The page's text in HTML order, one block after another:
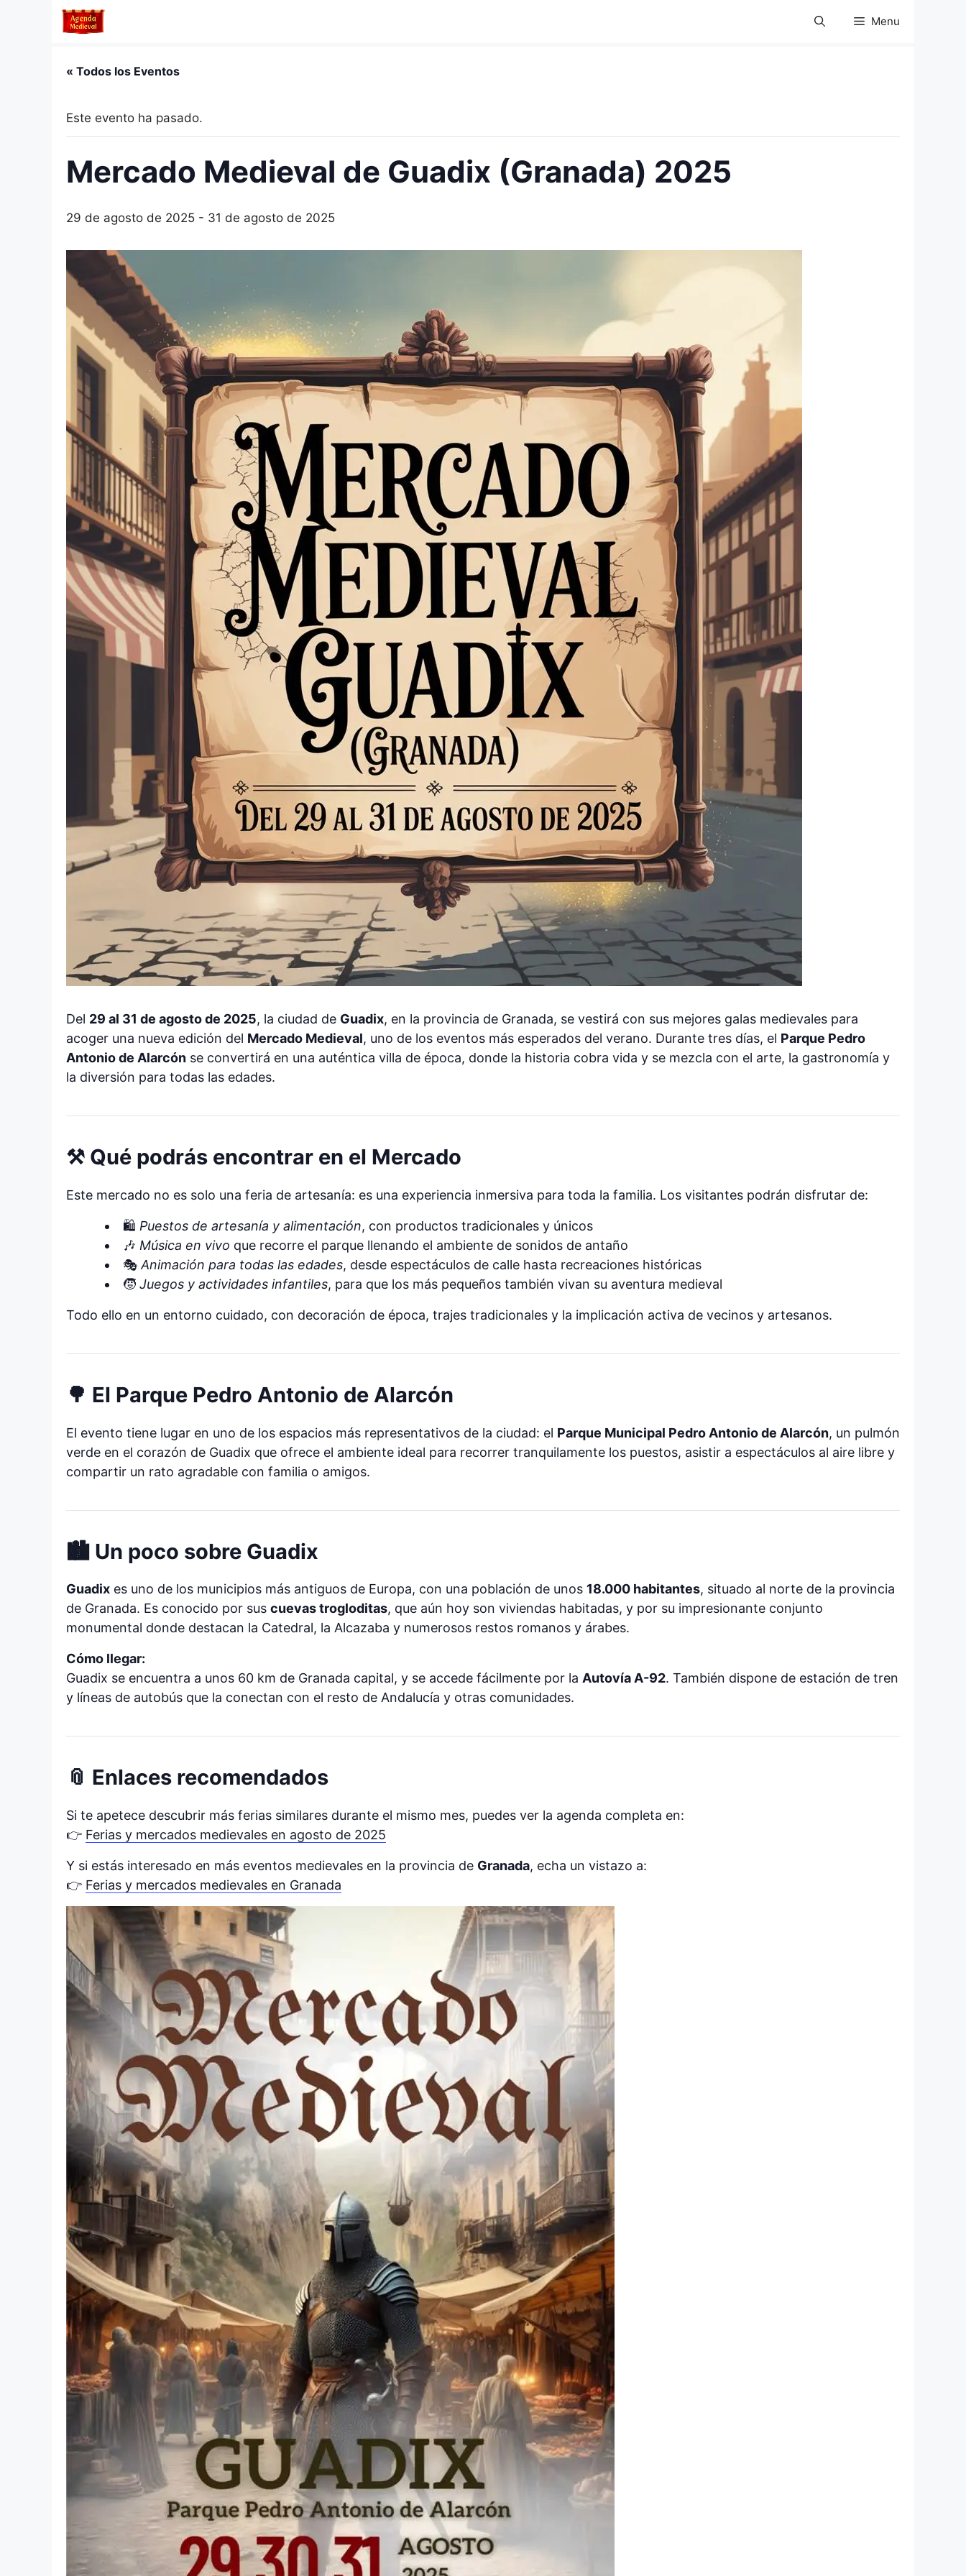
Menu
« Todos los Eventos
Este evento ha pasado.
Mercado Medieval de Guadix (Granada) 2025
29 de agosto de 2025 - 31 de agosto de 2025
Del 29 al 31 de agosto de 2025, la ciudad de Guadix, en la provincia de Granada, se vestirá con sus mejores galas medievales para
acoger una nueva edición del Mercado Medieval, uno de los eventos más esperados del verano. Durante tres días, el Parque Pedro
Antonio de Alarcón se convertirá en una auténtica villa de época, donde la historia cobra vida y se mezcla con el arte, la gastronomía y
la diversión para todas las edades.
⚒ Qué podrás encontrar en el Mercado
Este mercado no es solo una feria de artesanía: es una experiencia inmersiva para toda la familia. Los visitantes podrán disfrutar de:
🛍 Puestos de artesanía y alimentación, con productos tradicionales y únicos
🎶 Música en vivo que recorre el parque llenando el ambiente de sonidos de antaño
🎭 Animación para todas las edades, desde espectáculos de calle hasta recreaciones históricas
🧒 Juegos y actividades infantiles, para que los más pequeños también vivan su aventura medieval
Todo ello en un entorno cuidado, con decoración de época, trajes tradicionales y la implicación activa de vecinos y artesanos.
🌳 El Parque Pedro Antonio de Alarcón
El evento tiene lugar en uno de los espacios más representativos de la ciudad: el Parque Municipal Pedro Antonio de Alarcón, un pulmón
verde en el corazón de Guadix que ofrece el ambiente ideal para recorrer tranquilamente los puestos, asistir a espectáculos al aire libre y
compartir un rato agradable con familia o amigos.
🏙 Un poco sobre Guadix
Guadix es uno de los municipios más antiguos de Europa, con una población de unos 18.000 habitantes, situado al norte de la provincia
de Granada. Es conocido por sus cuevas trogloditas, que aún hoy son viviendas habitadas, y por su impresionante conjunto
monumental donde destacan la Catedral, la Alcazaba y numerosos restos romanos y árabes.
Cómo llegar:
Guadix se encuentra a unos 60 km de Granada capital, y se accede fácilmente por la Autovía A-92. También dispone de estación de tren
y líneas de autobús que la conectan con el resto de Andalucía y otras comunidades.
📎 Enlaces recomendados
Si te apetece descubrir más ferias similares durante el mismo mes, puedes ver la agenda completa en:
👉 Ferias y mercados medievales en agosto de 2025
Y si estás interesado en más eventos medievales en la provincia de Granada, echa un vistazo a:
👉 Ferias y mercados medievales en Granada